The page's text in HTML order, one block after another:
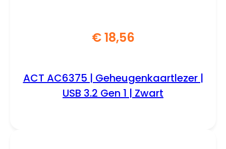
€18,56
ACT AC6375 | Geheugenkaartlezer |
USB 3.2 Gen 1 | Zwart